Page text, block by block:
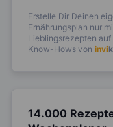
Erstelle Dir Deinen
Ernährungsplan nur
Lieblingsrezepten auf
Know-Hows von invi
14.000